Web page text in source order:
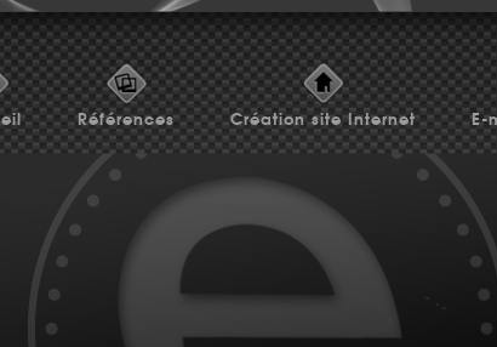
Références Création site Internet E-